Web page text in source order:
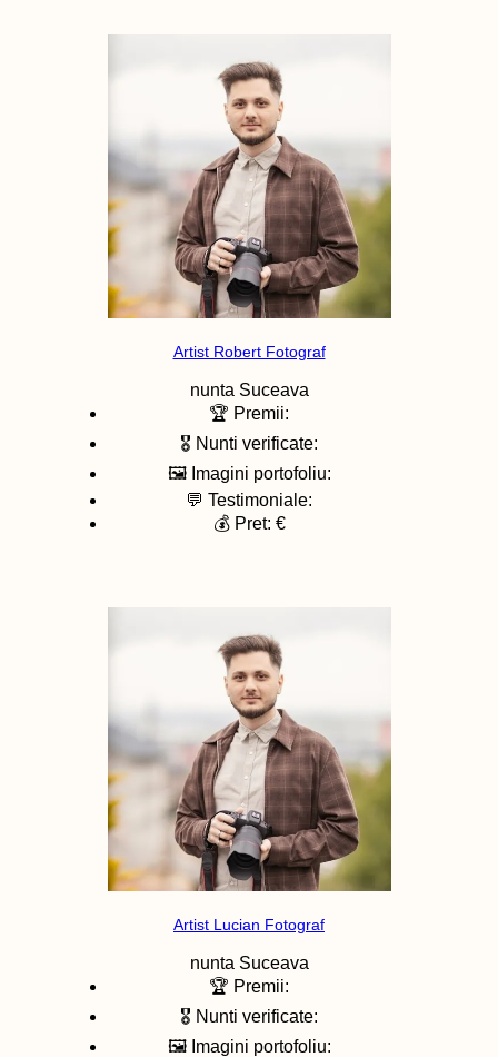
Artist Robert Fotograf
nunta Suceava
🏆 Premii:
🎖️ Nunti verificate:
🖼️ Imagini portofoliu:
💬 Testimoniale:
💰 Pret: €
Artist Lucian Fotograf
nunta Suceava
🏆 Premii:
🎖️ Nunti verificate:
🖼️ Imagini portofoliu: